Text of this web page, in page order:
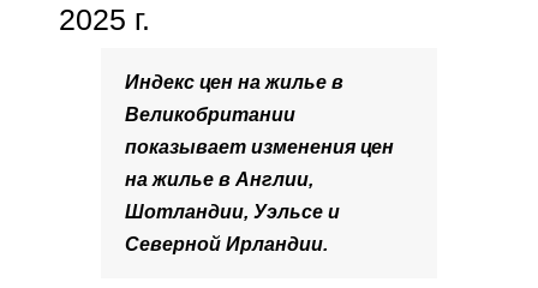
2025 г.
Индекс цен на жилье в
Великобритании
показывает изменения цен
на жилье в Англии,
Шотландии, Уэльсе и
Северной Ирландии.